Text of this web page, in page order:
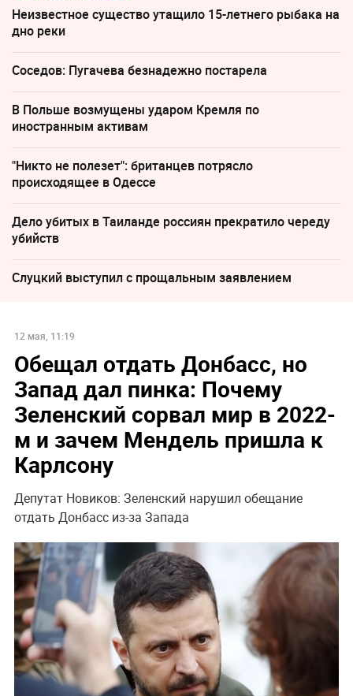
Неизвестное существо утащило 15-летнего рыбака на
дно реки
Соседов: Пугачева безнадежно постарела
В Польше возмущены ударом Кремля по
иностранным активам
"Никто не полезет": британцев потрясло
происходящее в Одессе
Дело убитых в Таиланде россиян прекратило череду
убийств
Слуцкий выступил с прощальным заявлением
12 мая, 11:19
Обещал отдать Донбасс, но
Запад дал пинка: Почему
Зеленский сорвал мир в 2022-
м и зачем Мендель пришла к
Карлсону
Депутат Новиков: Зеленский нарушил обещание
отдать Донбасс из-за Запада